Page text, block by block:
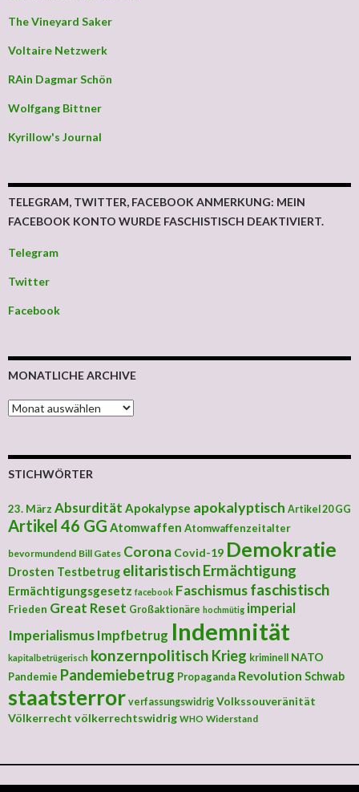
The Vineyard Saker
Voltaire Netzwerk
RAin Dagmar Schön
Wolfgang Bittner
Kyrillow's Journal
TELEGRAM, TWITTER, FACEBOOK ANMERKUNG: MEIN
FACEBOOK KONTO WURDE FASCHISTISCH DEAKTIVIERT.
Telegram
Twitter
Facebook
MONATLICHE ARCHIVE
MONATLICHE ARCHIVE
STICHWÖRTER
23. März Absurdität Apokalypse apokalyptisch Artikel 20 GG
Artikel 46 GG Atomwaffen Atomwaffenzeitalter
bevormundend Bill Gates Corona Covid-19 Demokratie
Drosten Testbetrug elitaristischErmächtigung
Ermächtigungsgesetz facebook Faschismusfaschistisch
Frieden Great Reset Großaktionäre hochmütig imperial
Imperialismus Impfbetrug Indemnität
kapitalbetrügerisch konzernpolitisch Krieg kriminell
NATO
Pandemie Pandemiebetrug Propaganda Revolution Schwab
staatsterror verfassungswidrig Volkssouveränität
Völkerrecht völkerrechtswidrig WHO Widerstand